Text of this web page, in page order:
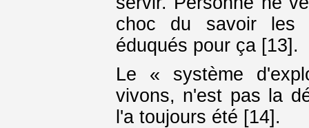
choc du savoir les
éduqués pour ça [13].
Le « système
vivons, n'est pas la
l'a toujours été [14].